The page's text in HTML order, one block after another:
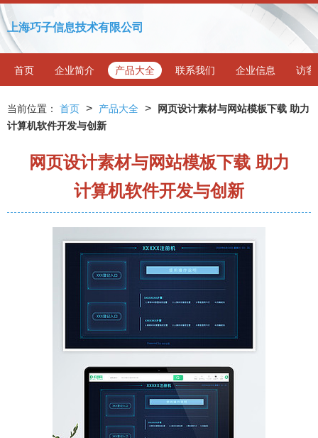
上海巧子信息技术有限公司
首页 企业简介 产品大全 联系我们 企业信息 访客
当前位置： 首页 > 产品大全 >
网页设计素材与网站模板下载 助力
计算机软件开发与创新
网页设计素材与网站模板下载 助力
计算机软件开发与创新